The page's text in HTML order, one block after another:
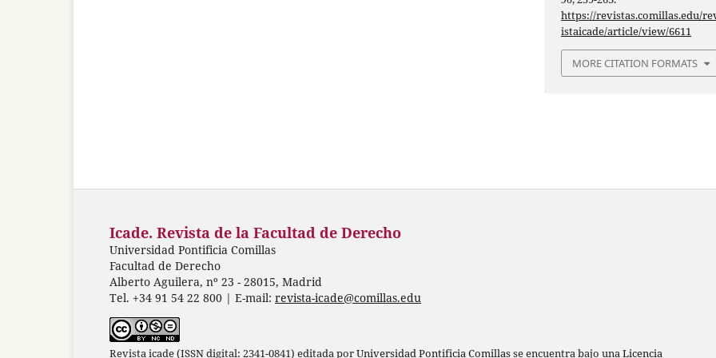
https://revistas.comillas.edu/
istaicade/article/view/6611
MORE CITATION FORMATS
Icade. Revista de la Facultad de Derecho
Universidad Pontificia Comillas
Facultad de Derecho
Alberto Aguilera, nº 23 - 28015, Madrid
Tel. +34 91 54 22 800 | E-mail: revista-icade@comillas.edu
Revista icade (ISSN digital: 2341-0841) editada porUniversidad Pontificia Comillasse encuentra bajo unaLicencia